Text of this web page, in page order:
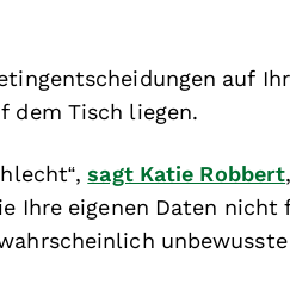
auf
dem Tisch liegen.
sagt Katie Robbert
Ihre eigenen Daten
unbewusste